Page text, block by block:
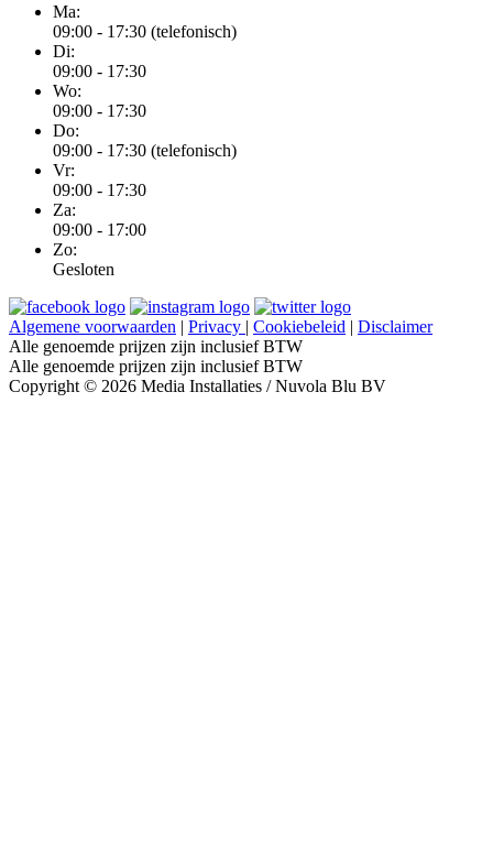
Ma:
09:00 - 17:30 (telefonisch)
Di:
09:00 - 17:30
Wo:
09:00 - 17:30
Do:
09:00 - 17:30 (telefonisch)
Vr:
09:00 - 17:30
Za:
09:00 - 17:00
Zo:
Gesloten
Algemene voorwaarden | Privacy | Cookiebeleid | Disclaimer
Alle genoemde prijzen zijn inclusief BTW
Alle genoemde prijzen zijn inclusief BTW
Copyright © 2026 Media Installaties / Nuvola Blu BV